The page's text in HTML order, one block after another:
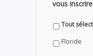
vous
Tout
Floride